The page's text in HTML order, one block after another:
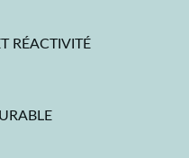
RÉACTIVITÉ